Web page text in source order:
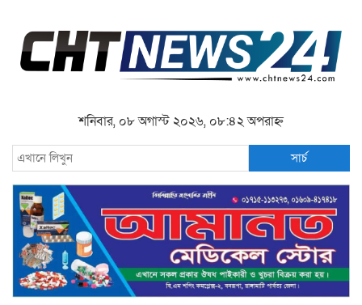
শনিবার, ০৮ অগাস্ট ২০২৬, ০৮:৪২ অপরাহ্ন
সার্চ